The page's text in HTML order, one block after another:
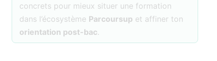
concrets pour mieux situer une formation
dans l’écosystème Parcoursup et affiner ton
orientation post-bac.